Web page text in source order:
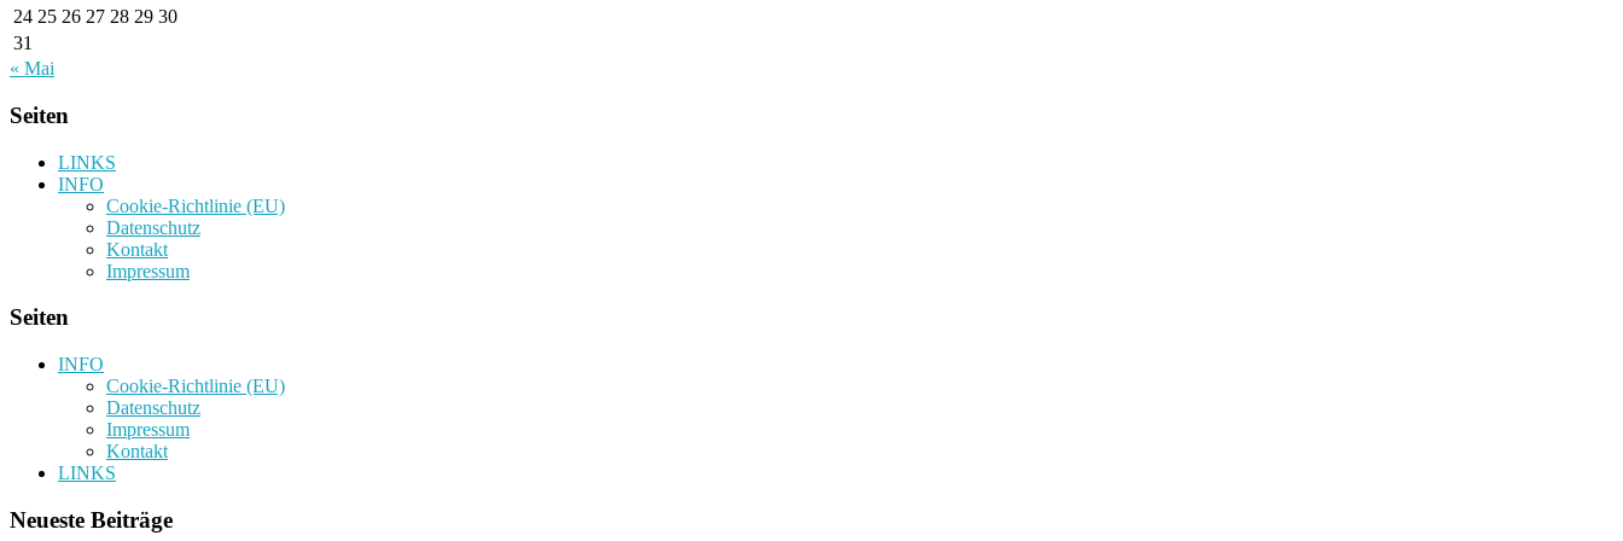
24 25 26 27 28 29 30
31
« Mai
Seiten
LINKS
INFO
Cookie-Richtlinie (EU)
Datenschutz
Kontakt
Impressum
Seiten
INFO
Cookie-Richtlinie (EU)
Datenschutz
Impressum
Kontakt
LINKS
Neueste Beiträge